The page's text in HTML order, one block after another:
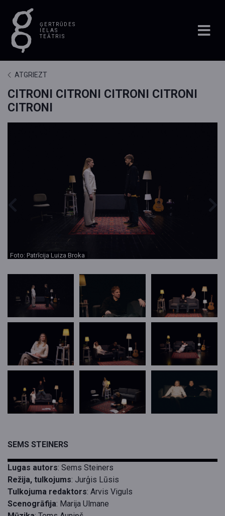
ĢERTRŪDES
IELAS
TEĀTRIS
ATGRIEZT
CITRONI CITRONI CITRONI CITRONI
CITRONI
Foto: Patrīcija Luiza Broka
SEMS STEINERS
Lugas autors: Sems Steiners
Režija, tulkojums: Jurģis Lūsis
Tulkojuma redaktors: Arvis Viguls
Scenogrāfija: Marija Ulmane